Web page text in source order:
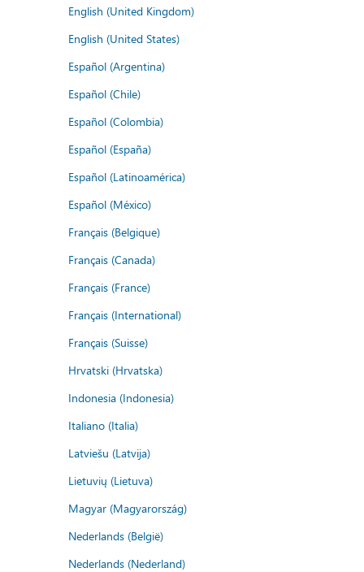
English (United Kingdom)
English (United States)
Español (Argentina)
Español (Chile)
Español (Colombia)
Español (España)
Español (Latinoamérica)
Español (México)
Français (Belgique)
Français (Canada)
Français (France)
Français (International)
Français (Suisse)
Hrvatski (Hrvatska)
Indonesia (Indonesia)
Italiano (Italia)
Latviešu (Latvija)
Lietuvių (Lietuva)
Magyar (Magyarország)
Nederlands (België)
Nederlands (Nederland)